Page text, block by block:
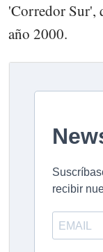
'Corredor Sur',
año 2000.